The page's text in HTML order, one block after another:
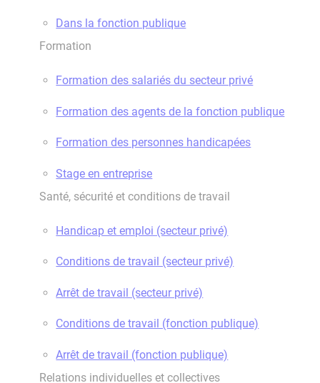
Dans la fonction publique
Formation
Formation des salariés du secteur privé
Formation des agents de la fonction publique
Formation des personnes handicapées
Stage en entreprise
Santé, sécurité et conditions de travail
Handicap et emploi (secteur privé)
Conditions de travail (secteur privé)
Arrêt de travail (secteur privé)
Conditions de travail (fonction publique)
Arrêt de travail (fonction publique)
Relations individuelles et collectives